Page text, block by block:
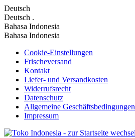
Deutsch
Deutsch .
Bahasa Indonesia
Bahasa Indonesia
Cookie-Einstellungen
Frischeversand
Kontakt
Liefer- und Versandkosten
Widerrufsrecht
Datenschutz
Allgemeine Geschäftsbedingungen
Impressum